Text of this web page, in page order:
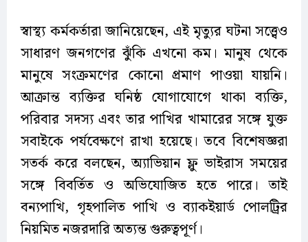
স্বাস্থ্য কর্মকর্তারা জানিয়েছেন, এই মৃত্যুর ঘটনা সত্ত্বেও
সাধারণ জনগণের ঝুঁকি এখনো কম। মানুষ থেকে
মানুষে সংক্রমণের কোনো প্রমাণ পাওয়া যায়নি।
আক্রান্ত ব্যক্তির ঘনিষ্ঠ যোগাযোগে থাকা ব্যক্তি,
পরিবার সদস্য এবং তার পাখির খামারের সঙ্গে যুক্ত
সবাইকে পর্যবেক্ষণে রাখা হয়েছে। তবে বিশেষজ্ঞরা
সতর্ক করে বলছেন, অ্যাভিয়ান ফ্লু ভাইরাস সময়ের
সঙ্গে বিবর্তিত ও অভিযোজিত হতে পারে। তাই
বন্যপাখি, গৃহপালিত পাখি ও ব্যাকইয়ার্ড পোলট্রির
নিয়মিত নজরদারি অত্যন্ত গুরুত্বপূর্ণ।